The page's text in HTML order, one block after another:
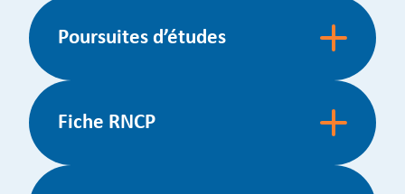
Poursuites d’études
Fiche RNCP